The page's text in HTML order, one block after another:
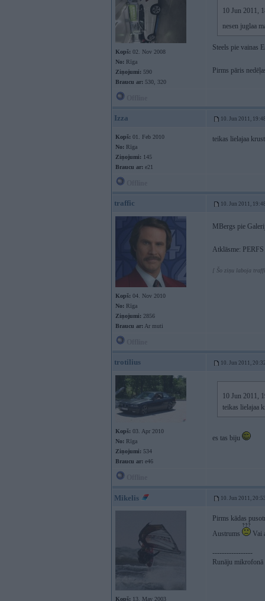
Kopš: 02. Nov 2008
No: Rīga
Ziņojumi: 590
Braucu ar: 530, 320
10 Jun 2011,
nesen juglaa
Steels pie vainas
Pirms pāris
Izza 10. Jun 2011,
Kopš: 01. Feb 2010
No: Rīga
Ziņojumi: 145
Braucu ar: e21
teikas lielajaa
traffic 10. Jun 2011,
Kopš: 04. Nov 2010
No: Rīga
Ziņojumi: 2856
Braucu ar: Ar muti
MBergs pie
Atklāsme:
[ Šo ziņu laboja
trotilius 10. Jun 2011,
Kopš: 03. Apr 2010
No: Rīga
Ziņojumi: 534
Braucu ar: e46
10 Jun 2011,
teikas lielajaa
es tas biju
Mikelis 10. Jun 2011,
Kopš: 13. May 2003
Pirms kādas
Austrums
Vai
-----------------
Runāju